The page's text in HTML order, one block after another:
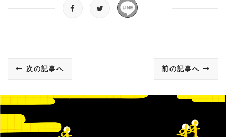
前の記事へ
次の記事へ